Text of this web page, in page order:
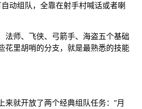
动组队，全靠在射手村喊话或者喇
法师、飞侠、弓箭手、海盗五个基础
花里胡哨的分支，就是最熟悉的技能
来就开放了两个经典组队任务：“月